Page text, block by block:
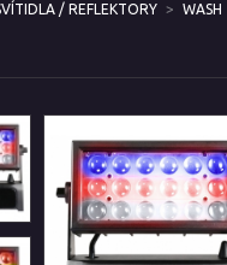
/ REFLEKTORY > WASH